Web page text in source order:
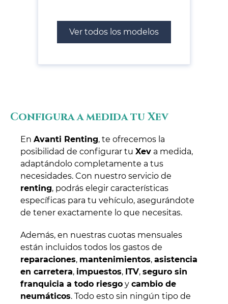
Ver todos los modelos
Configura a medida tu Xev
En Avanti Renting, te ofrecemos la
posibilidad de configurar tu Xev a medida,
adaptándolo completamente a tus
necesidades. Con nuestro servicio de
renting, podrás elegir características
específicas para tu vehículo, asegurándote
de tener exactamente lo que necesitas.
Además, en nuestras cuotas mensuales
están incluidos todos los gastos de
reparaciones, mantenimientos, asistencia
en carretera, impuestos, ITV, seguro sin
franquicia a todo riesgo y cambio de
neumáticos. Todo esto sin ningún tipo de